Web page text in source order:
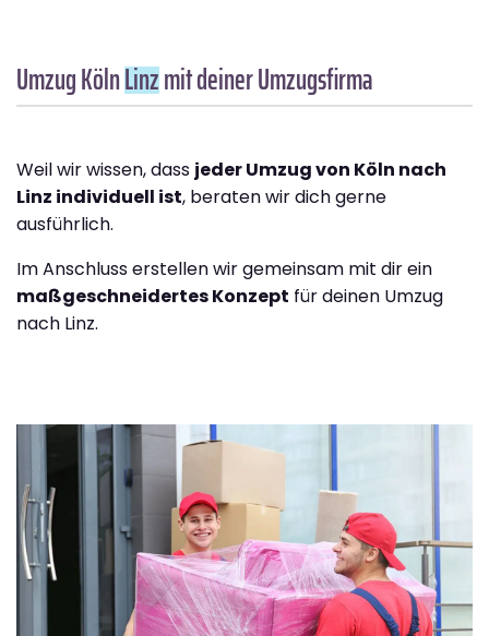
Umzug KölnLinzmit deiner Umzugsfirma
Weil wir wissen, dass jeder Umzug von Köln nach
Linz individuell ist, beraten wir dich gerne
ausführlich.
Im Anschluss erstellen wir gemeinsam mit dir ein
maßgeschneidertes Konzept für deinen Umzug
nach Linz.